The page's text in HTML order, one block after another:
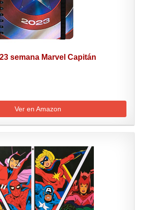
semana Marvel Capitán
Ver en Amazon